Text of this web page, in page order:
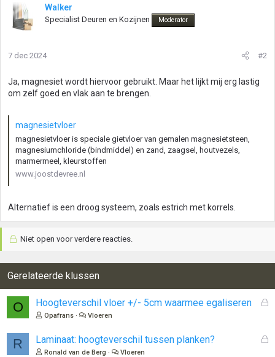
Walker
Specialist Deuren en Kozijnen Moderator
7 dec 2024 #2
Ja, magnesiet wordt hiervoor gebruikt. Maar het lijkt mij erg lastig
om zelf goed en vlak aan te brengen.
magnesietvloer
magnesietvloer is speciale gietvloer van gemalen magnesietsteen,
magnesiumchloride (bindmiddel) en zand, zaagsel, houtvezels,
marmermeel, kleurstoffen
www.joostdevree.nl
Alternatief is een droog systeem, zoals estrich met korrels.
Niet open voor verdere reacties.
Gerelateerde klussen
O
G
Hoogteverschil vloer +/- 5cm waarmee egaliseren
Opafrans Vloeren
R
G
Laminaat: hoogteverschil tussen planken?
Ronald van de Berg Vloeren